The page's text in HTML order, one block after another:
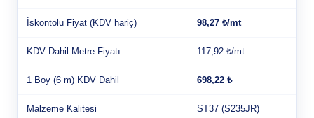
İskontolu Fiyat (KDV hariç) 98,27 ₺/mt
KDV Dahil Metre Fiyatı 117,92 ₺/mt
1 Boy (6 m) KDV Dahil 698,22 ₺
Malzeme Kalitesi ST37 (S235JR)